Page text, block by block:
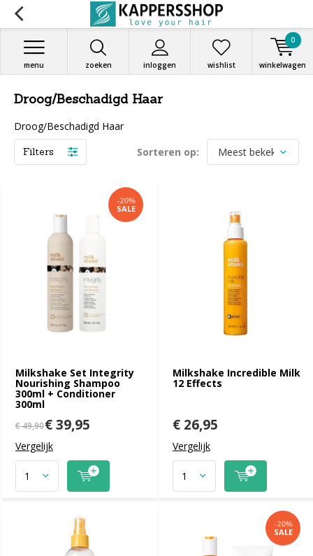
zoeken inloggen
menu wishlist winkelwagen
0
Droog/Beschadigd Haar
Droog/Beschadigd Haar
Filters Sorteren op:
Milkshake Set Integrity
Nourishing Shampoo
300ml + Conditioner
300ml
-20%
SALE
€ 49,90€ 39,95
Vergelijk
Milkshake Incredible Milk
12 Effects
€ 26,95
Vergelijk
-20%
SALE